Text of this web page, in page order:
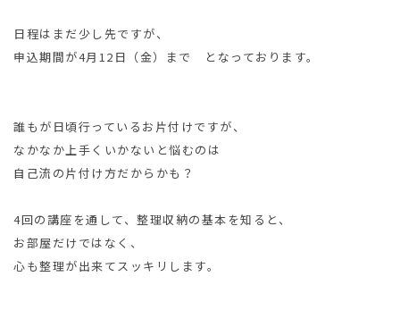
日程はまだ少し先ですが、
申込期間が4月12日（金）まで となっております。
誰もが日頃行っているお片付けですが、
なかなか上手くいかないと悩むのは
自己流の片付け方だからかも？
4回の講座を通して、整理収納の基本を知ると、
お部屋だけではなく、
心も整理が出来てスッキリします。